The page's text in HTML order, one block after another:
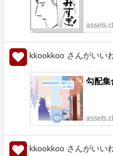
kkookkoo さんがいい
勾配集
kkookkoo さんがいい